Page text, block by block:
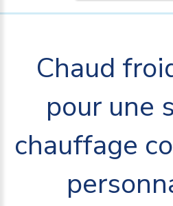
Chaud
pour une
chauffage